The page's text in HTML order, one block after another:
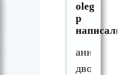
oleg
p
аннинский
дворик